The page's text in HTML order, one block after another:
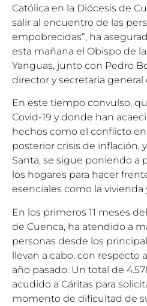
Católica en la Diócesis de
salir al encuentro de las
empobrecidas”, ha
esta mañana el Obispo de
Yanguas, junto con Pedro
director y secretaria general
En este tiempo convulso,
Covid-19 y donde han
hechos como el conflicto
posterior crisis de inflación,
Santa, se sigue poniendo a
los hogares para hacer
esenciales como la vivienda
En los primeros 11 meses
de Cuenca, ha atendido a
personas desde los
llevan a cabo, con respecto
año pasado. Un total de
acudido a Cáritas para
momento de dificultad de